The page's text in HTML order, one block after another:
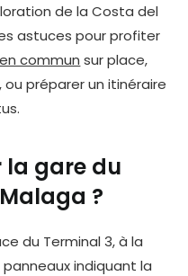
de la Costa del
astuces pour profiter
commun sur place,
préparer un itinéraire
la gare du
?
du Terminal 3, à la
indiquant la